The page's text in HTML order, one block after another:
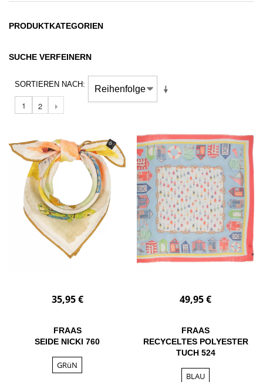
PRODUKTKATEGORIEN
SUCHE VERFEINERN
SORTIEREN NACH
1 2
35,95 €
FRAAS
SEIDE NICKI 760
GRüN
49,95 €
FRAAS
RECYCELTES POLYESTER
TUCH 524
BLAU